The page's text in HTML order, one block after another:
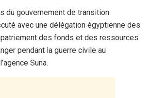
du gouvernement de transition
avec une délégation égyptienne des
des fonds et des ressources
pendant la guerre civile au
Suna.